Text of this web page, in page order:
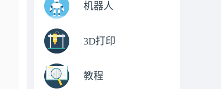
机器人
3D打印
教程